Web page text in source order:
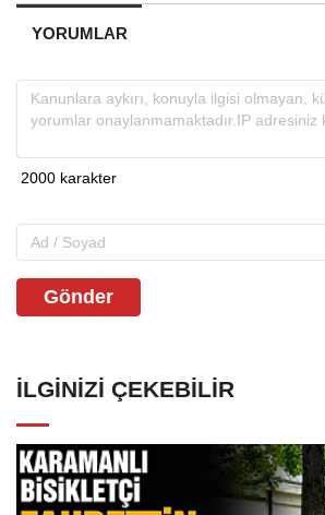
YORUMLAR
Gönder
İLGINIZI ÇEKEBILIR